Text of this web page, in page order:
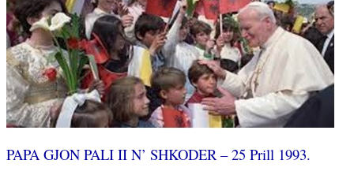
PAPA GJON PALI II N’ SHKODER – 25 Prill 1993.